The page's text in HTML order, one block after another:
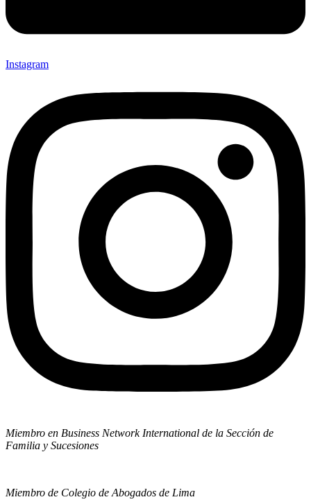
Instagram
Miembro en Business Network International de la Sección de
Familia y Sucesiones
Miembro de Colegio de Abogados de Lima